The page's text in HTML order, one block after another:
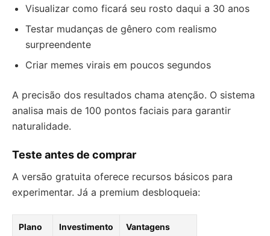
Visualizar como ficará seu rosto daqui a 30 anos
Testar mudanças de gênero com realismo
surpreendente
Criar memes virais em poucos segundos
A precisão dos resultados chama atenção. O sistema
analisa mais de 100 pontos faciais para garantir
naturalidade.
Teste antes de comprar
A versão gratuita oferece recursos básicos para
experimentar. Já a premium desbloqueia:
Plano Investimento Vantagens